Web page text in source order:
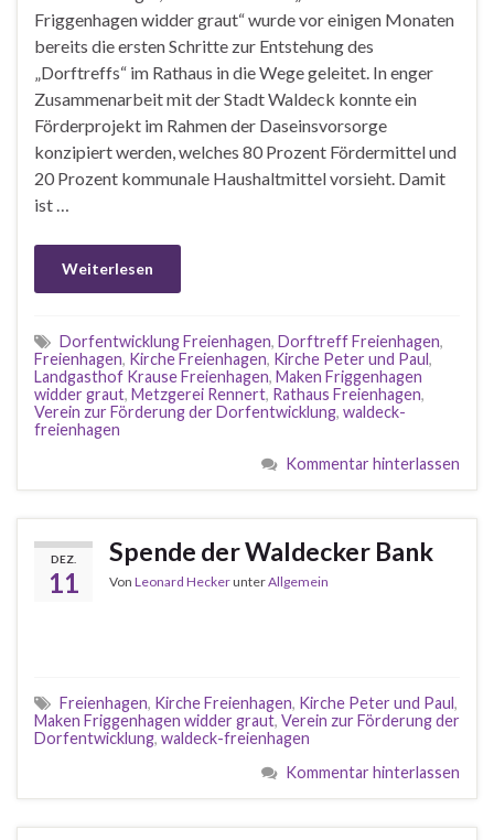
Friggenhagen widder graut“ wurde vor einigen Monaten
bereits die ersten Schritte zur Entstehung des
„Dorftreffs“ im Rathaus in die Wege geleitet. In enger
Zusammenarbeit mit der Stadt Waldeck konnte ein
Förderprojekt im Rahmen der Daseinsvorsorge
konzipiert werden, welches 80 Prozent Fördermittel und
20 Prozent kommunale Haushaltmittel vorsieht. Damit
ist …
Weiterlesen
Dorfentwicklung Freienhagen, Dorftreff Freienhagen,
Freienhagen, Kirche Freienhagen, Kirche Peter und Paul,
Landgasthof Krause Freienhagen, Maken Friggenhagen
widder graut, Metzgerei Rennert, Rathaus Freienhagen,
Verein zur Förderung der Dorfentwicklung, waldeck-
freienhagen
Kommentar hinterlassen
DEZ.
11
Spende der Waldecker Bank
Von Leonard HeckerunterAllgemein
Freienhagen, Kirche Freienhagen, Kirche Peter und Paul,
Maken Friggenhagen widder graut, Verein zur Förderung der
Dorfentwicklung, waldeck-freienhagen
Kommentar hinterlassen